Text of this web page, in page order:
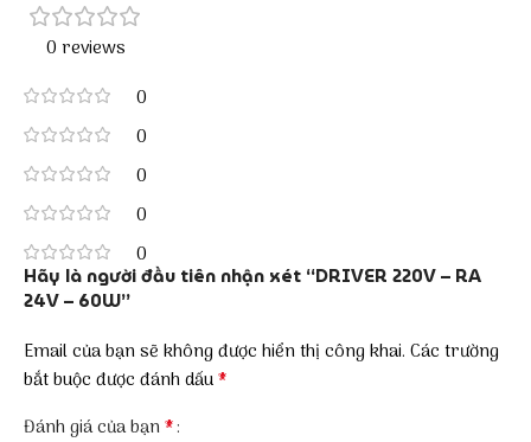
0 reviews
0
0
0
0
0
Hãy là người đầu tiên nhận xét “DRIVER 220V – RA
24V – 60W”
Email của bạn sẽ không được hiển thị công khai. Các trường
bắt buộc được đánh dấu*
Đánh giá của bạn*